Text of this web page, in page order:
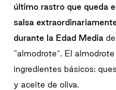
último rastro que queda
salsa
durante la Edad Media
“almodrote”. El
ingredientes básicos:
y aceite de oliva.